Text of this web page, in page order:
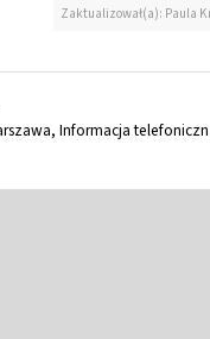
Zaktualizował(a): Paula
Informacja